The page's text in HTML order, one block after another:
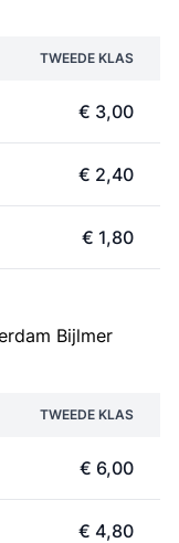
TWEEDE KLAS
€ 3,00
€ 2,40
€ 1,80
Bijlmer
TWEEDE KLAS
€ 6,00
€ 4,80